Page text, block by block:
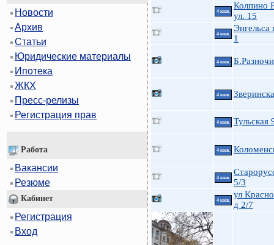
Новости
Архив
Статьи
Юридические материалы
Ипотека
ЖКХ
Пресс-релизы
Регистрация прав
Работа
Вакансии
Резюме
Кабинет
Регистрация
Вход
4 ккв.
Колпино
ул. 15
4 ккв.
Энгельса
1
4 ккв.
4 ккв.
4 ккв. Тульская
4 ккв.
4 ккв.
5/3
4 ккв.
ул
д 2/7